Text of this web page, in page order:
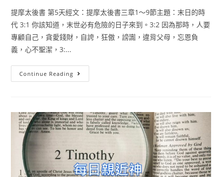
提摩太後書 第5天經文：提摩太後書三章1〜9節主題：末日的時
代 3:1 你該知道，末世必有危險的日子來到。3:2 因為那時，人要
專顧自己，貪愛錢財，自誇，狂傲，謗讟，違背父母，忘恩負
義，心不聖潔，3:...
Continue Reading